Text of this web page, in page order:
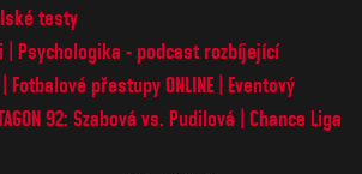
testy
Psychologika - podcast rozbíjející
Fotbalové přestupy ONLINE
Eventový
92: Szabová vs. Pudilová
Chance Liga